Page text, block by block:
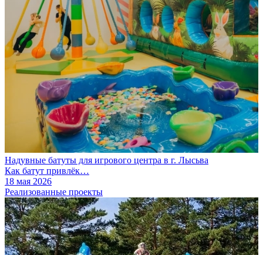
Надувные батуты для игрового центра в г. Лысьва
Как батут привлёк…
18 мая 2026
Реализованные проекты